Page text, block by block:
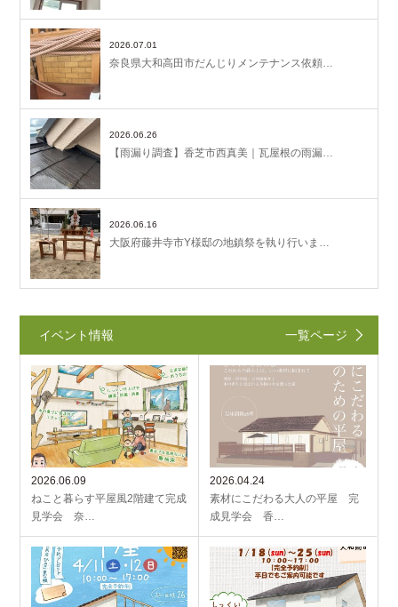
2026.07.01
奈良県大和高田市だんじりメンテナンス依頼…
2026.06.26
【雨漏り調査】香芝市西真美｜瓦屋根の雨漏…
2026.06.16
大阪府藤井寺市Y様邸の地鎮祭を執り行いま…
イベント情報 一覧ページ
2026.06.09
ねこと暮らす平屋風2階建て完成
見学会 奈…
2026.04.24
素材にこだわる大人の平屋 完
成見学会 香…